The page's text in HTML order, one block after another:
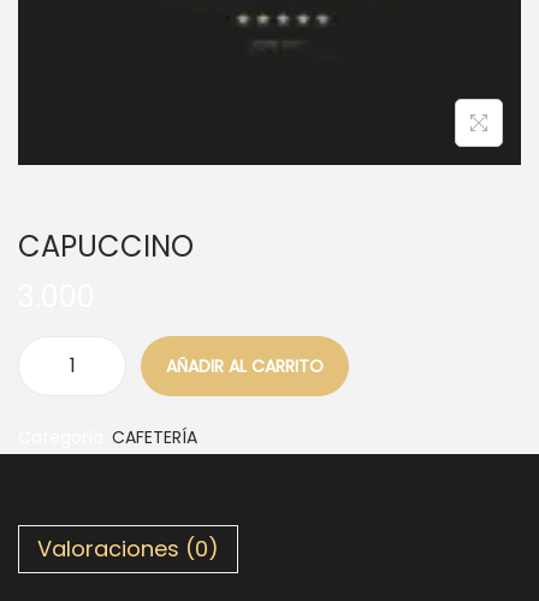
CAPUCCINO
AÑADIR AL CARRITO
CAFETERÍA
Valoraciones (0)